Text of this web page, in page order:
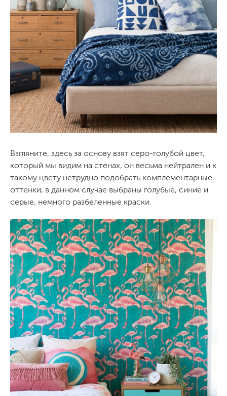
Взгляните, здесь за основу взят серо-голубой цвет,
который мы видим на стенах, он весьма нейтрален и к
такому цвету нетрудно подобрать комплементарные
оттенки, в данном случае выбраны голубые, синие и
серые, немного разбеленные краски.